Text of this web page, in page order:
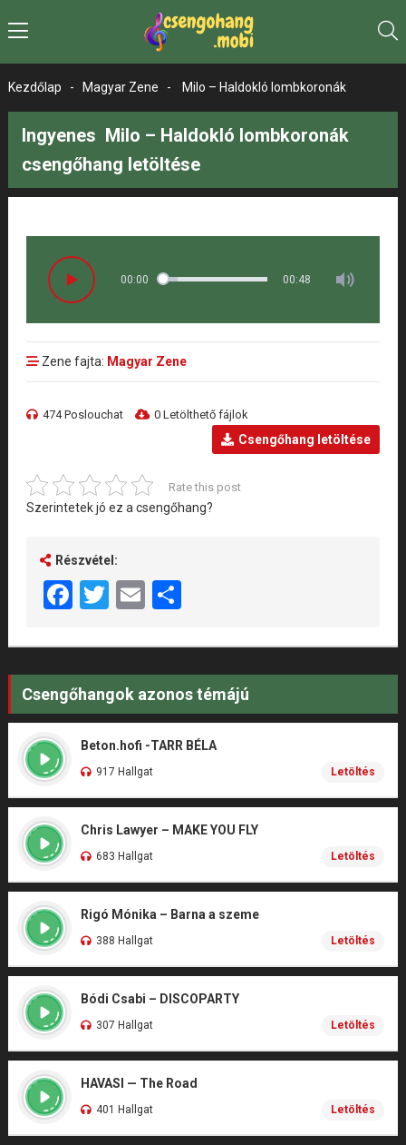
Kezdőlap - Magyar Zene - Milo – Haldokló lombkoronák
Ingyenes Milo – Haldokló lombkoronák
csengőhang letöltése
00:00 00:48
Zene fajta: Magyar Zene
474 Poslouchat 0 Letölthető fájlok
Csengőhang letöltése
Rate this post
Szerintetek jó ez a csengőhang?
Részvétel:
Facebook
Twitter
EmailShare
Csengőhangok azonos témájú
Beton.hofi -TARR BÉLA
917 Hallgat Letöltés
Chris Lawyer – MAKE YOU FLY
683 Hallgat Letöltés
Rigó Mónika – Barna a szeme
388 Hallgat Letöltés
Bódi Csabi – DISCOPARTY
307 Hallgat Letöltés
HAVASI — The Road
401 Hallgat Letöltés